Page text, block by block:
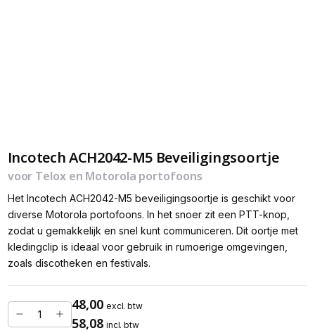
Incotech ACH2042-M5 Beveiligingsoortje
voor Telox en Motorola portofoons
Het Incotech ACH2042-M5 beveiligingsoortje is geschikt voor
diverse Motorola portofoons. In het snoer zit een PTT-knop,
zodat u gemakkelijk en snel kunt communiceren. Dit oortje met
kledingclip is ideaal voor gebruik in rumoerige omgevingen,
zoals discotheken en festivals.
48,00 excl. btw
58,08 incl. btw